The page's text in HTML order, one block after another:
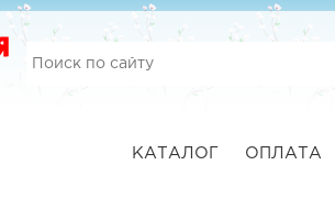
КАТАЛОГ ОПЛАТА